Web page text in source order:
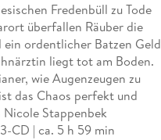
Fredenbüll zu Tode
überfallen Räuber die
ein ordentlicher Batzen Geld
liegt tot am Boden.
wie Augenzeugen zu
das Chaos perfekt und
Stappenbek
CD | ca. 5 h 59 min